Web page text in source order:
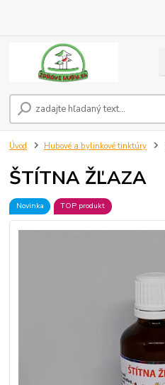
Úvod Hubové a bylinkové tinktúry
ŠTÍTNA ŽĽAZA
Novinka TOP produkt